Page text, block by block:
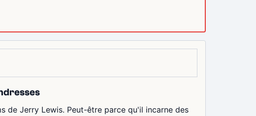
de Jerry Lewis. Peut-être parce qu'il incarne des